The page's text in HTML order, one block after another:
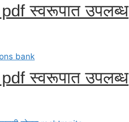
pdf स्वरूपात उपलब्ध
pdf स्वरूपात उपलब्ध